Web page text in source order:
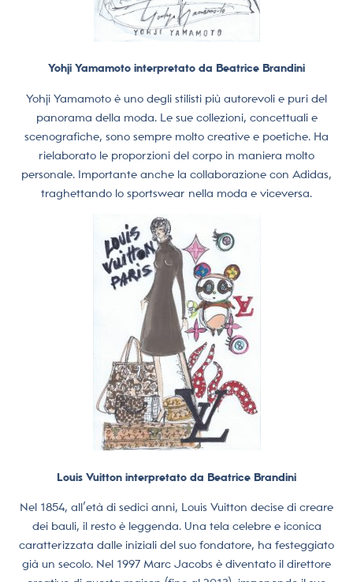
Yohji Yamamoto interpretato da Beatrice Brandini
Yohji Yamamoto è uno degli stilisti più autorevoli e puri del
panorama della moda. Le sue collezioni, concettuali e
scenografiche, sono sempre molto creative e poetiche. Ha
rielaborato le proporzioni del corpo in maniera molto
personale. Importante anche la collaborazione con Adidas,
traghettando lo sportswear nella moda e viceversa.
Louis Vuitton interpretato da Beatrice Brandini
Nel 1854, all’età di sedici anni, Louis Vuitton decise di creare
dei bauli, il resto è leggenda. Una tela celebre e iconica
caratterizzata dalle iniziali del suo fondatore, ha festeggiato
già un secolo. Nel 1997 Marc Jacobs è diventato il direttore